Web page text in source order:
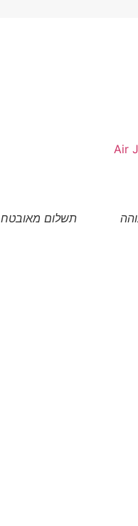
Air
תשלום מאובטח